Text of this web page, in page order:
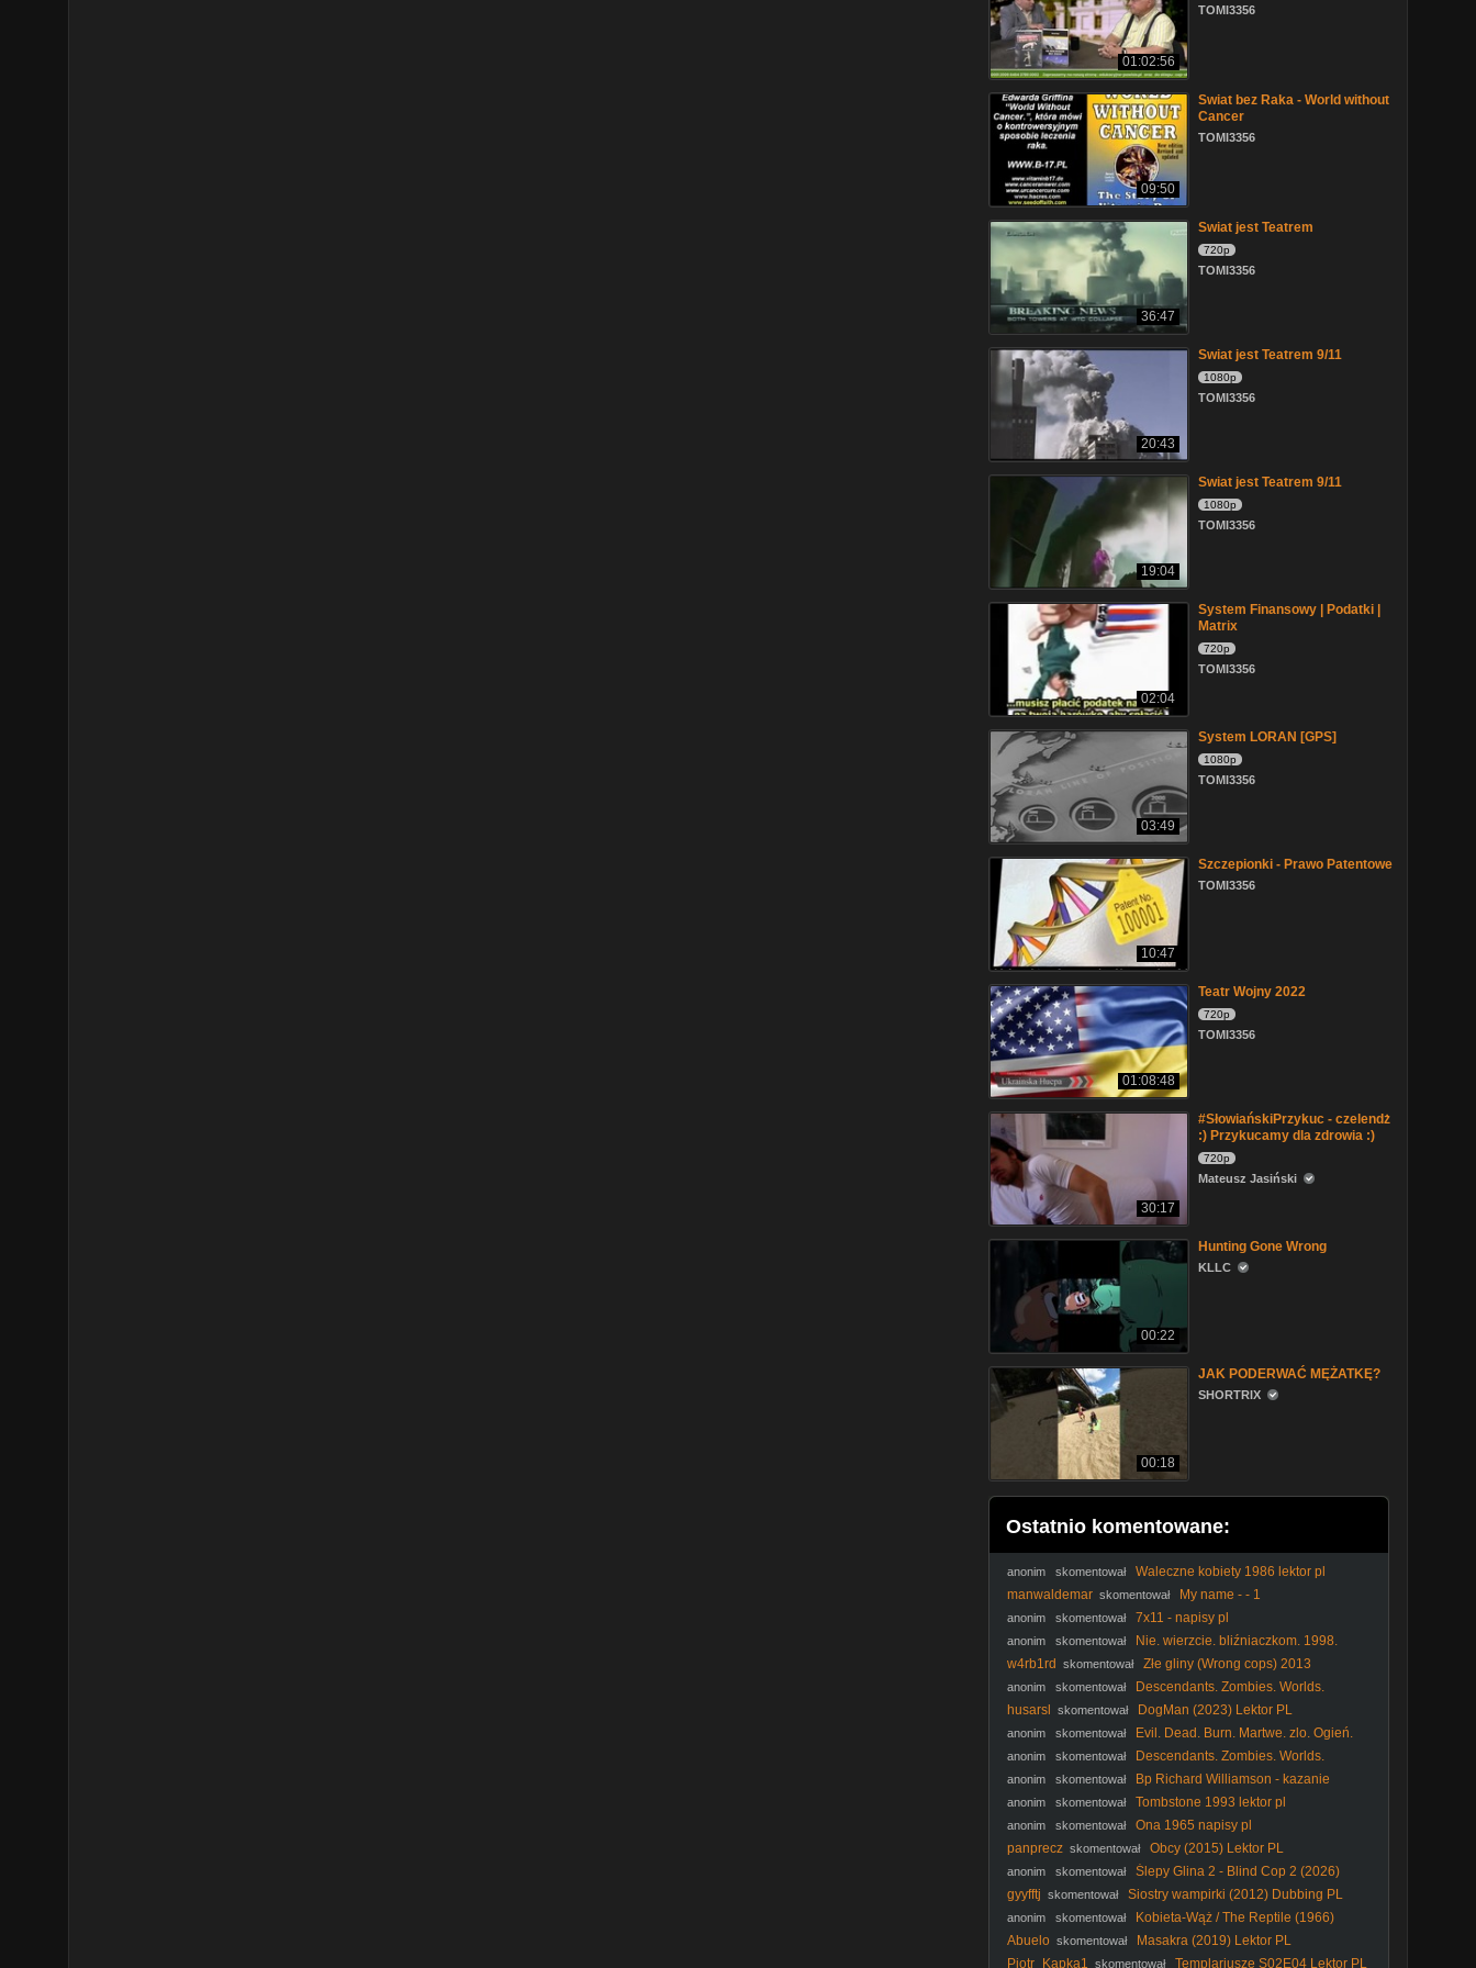
01:02:56
TOMI3356
09:50
Swiat bez Raka - World without
Cancer
TOMI3356
36:47
Swiat jest Teatrem
720p
TOMI3356
20:43
Swiat jest Teatrem 9/11
1080p
TOMI3356
19:04
Swiat jest Teatrem 9/11
1080p
TOMI3356
02:04
System Finansowy | Podatki |
Matrix
720p
TOMI3356
03:49
System LORAN [GPS]
1080p
TOMI3356
10:47
Szczepionki - Prawo Patentowe
TOMI3356
01:08:48
Teatr Wojny 2022
720p
TOMI3356
30:17
#SłowiańskiPrzykuc - czelendż
:) Przykucamy dla zdrowia :)
720p
Mateusz Jasiński
00:22
Hunting Gone Wrong
KLLC
00:18
JAK PODERWAĆ MĘŻATKĘ?
SHORTRIX
Ostatnio komentowane:
anonim skomentował
Waleczne kobiety 1986 lektor pl
manwaldemar skomentował My name - - 1
anonim skomentował 7x11 - napisy pl
anonim skomentował
Nie. wierzcie. bliźniaczkom. 1998.
Lektor.pl
w4rb1rd skomentował Złe gliny (Wrong cops) 2013
anonim skomentował
Descendants. Zombies. Worlds.
Collide. Concert. Special. 2026.plSUB. 1080p. WEB-DL.
husarsl skomentował DogMan (2023) Lektor PL
anonim skomentował
Evil. Dead. Burn. Martwe. zlo. Ogień.
2026. Lektor.pl. AI
anonim skomentował
Descendants. Zombies. Worlds.
Collide. Concert. Special. 2026.plSUB. 1080p. WEB-DL.
anonim skomentował
Bp Richard Williamson - kazanie
podczas Mszy św. w Polsce - niedziela 15.05 AD 2022
anonim skomentował Tombstone 1993 lektor pl
anonim skomentował
Ona 1965 napisy pl
panprecz skomentował Obcy (2015) Lektor PL
anonim skomentował
Ślepy Glina 2 - Blind Cop 2 (2026)
[ENG]
gyyfftj skomentował Siostry wampirki (2012) Dubbing PL
anonim skomentował
Kobieta-Wąż / The Reptile (1966)
[Lektor PL]
Abuelo skomentował
Masakra (2019) Lektor PL
Piotr_Kapka1 skomentował Templariusze S02E04 Lektor PL